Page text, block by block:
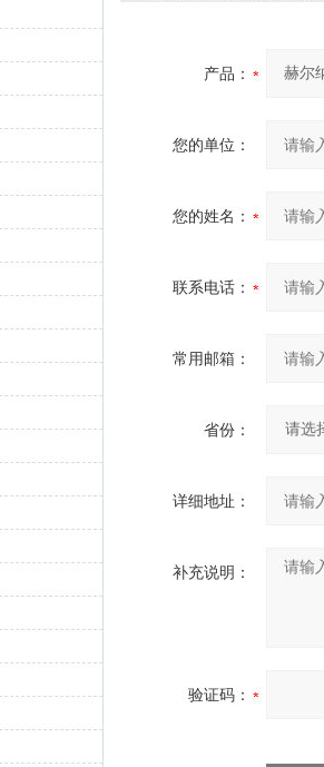
产品：
您的单位：
您的姓名：
联系电话：
常用邮箱：
省份：
详细地址：
补充说明：
验证码：